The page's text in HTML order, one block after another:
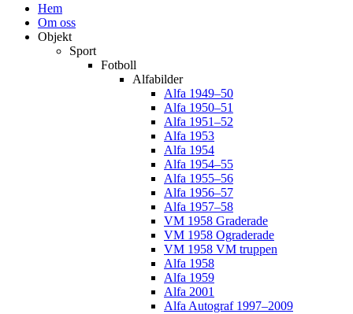
Hem
Om oss
Objekt
Sport
Fotboll
Alfabilder
Alfa 1949–50
Alfa 1950–51
Alfa 1951–52
Alfa 1953
Alfa 1954
Alfa 1954–55
Alfa 1955–56
Alfa 1956–57
Alfa 1957–58
VM 1958 Graderade
VM 1958 Ograderade
VM 1958 VM truppen
Alfa 1958
Alfa 1959
Alfa 2001
Alfa Autograf 1997–2009